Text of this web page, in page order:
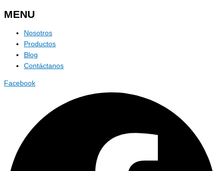
MENU
Nosotros
Productos
Blog
Contáctanos
Facebook